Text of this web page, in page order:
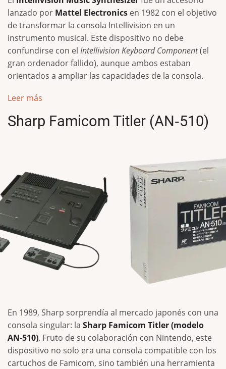
lanzado por Mattel Electronics en 1982 con el objetivo
de transformar la consola Intellivision en un
instrumento musical. Este dispositivo no debe
confundirse con el Intellivision Keyboard Component(el
gran ordenador fallido), aunque ambos estaban
orientados a ampliar las capacidades de la consola.
Leer más
Sharp Famicom Titler (AN‑510)
En 1989, Sharp sorprendía al mercado japonés con una
consola singular: la Sharp Famicom Titler (modelo
AN‑510). Fruto de su colaboración con Nintendo, este
dispositivo no solo era una consola compatible con los
cartuchos de Famicom, sino también una herramienta